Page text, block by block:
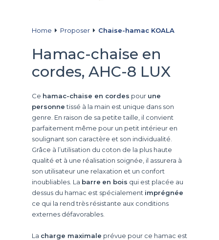
Home Proposer Chaise-hamac KOALA
Hamac-chaise en
cordes, AHC-8 LUX
Ce hamac-chaise en cordes pour une
personnetissé à la main est unique dans son
genre. En raison de sa petite taille, il convient
parfaitement même pour un petit intérieur en
soulignant son caractère et son individualité.
Grâce à l’utilisation du coton de la plus haute
qualité et à une réalisation soignée, il assurera à
son utilisateur une relaxation et un confort
inoubliables. La barre en bois qui est placée au
dessus du hamac est spécialement imprégnée
ce qui la rend très résistante aux conditions
externes défavorables.
La charge maximale prévue pour ce hamac est